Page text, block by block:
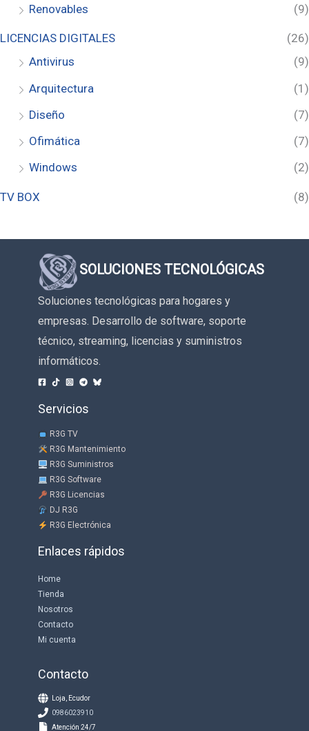
Renovables
(9)
LICENCIAS DIGITALES
(26)
Antivirus
(9)
Arquitectura
(1)
Diseño
(7)
Ofimática
(7)
Windows
(2)
TV BOX (8)
SOLUCIONES TECNOLÓGICAS
Soluciones tecnológicas para hogares y
empresas. Desarrollo de software, soporte
técnico, streaming, licencias y suministros
informáticos.
Servicios
R3G TV
R3G Mantenimiento
R3G Suministros
R3G Software
R3G Licencias
DJ R3G
R3G Electrónica
Enlaces rápidos
Home
Tienda
Nosotros
Contacto
Mi cuenta
Contacto
Loja, Ecudor
0986023910
Atención 24/7